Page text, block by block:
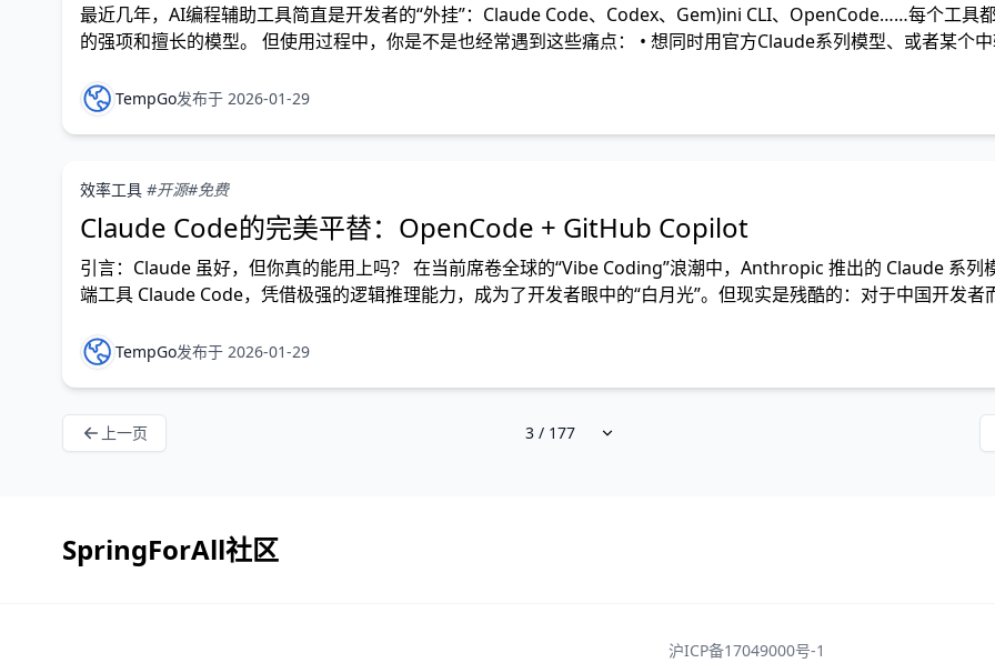
最近几年，AI编程辅助工具简直是开发者的“外挂”：Claude Code、Codex、Gem)ini CLI、OpenCode……每个工具
的强项和擅长的模型。 但使用过程中，你是不是也经常遇到这些痛点： • 想同时用官方Claude系列模型、或者某个
TempGo发布于 2026-01-29
效率工具 #开源#免费
Claude Code的完美平替：OpenCode + GitHub Copilot
引言：Claude 虽好，但你真的能用上吗？ 在当前席卷全球的“Vibe Coding”浪潮中，Anthropic 推出的 Claude 系列
端工具 Claude Code，凭借极强的逻辑推理能力，成为了开发者眼中的“白月光”。但现实是残酷的：对于中国开发者
TempGo发布于 2026-01-29
上一页
SpringForAll社区
沪ICP备17049000号-1